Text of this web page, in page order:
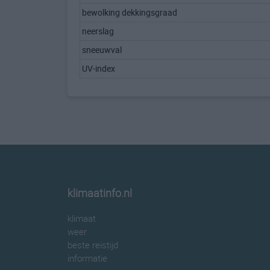
bewolking dekkingsgraad
neerslag
sneeuwval
UV-index
klimaatinfo.nl
klimaat
weer
beste reistijd
informatie